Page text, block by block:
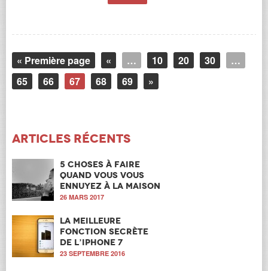
« Première page « … 10 20 30
…
65
66 67 68 69 »
Articles récents
5 choses à faire
quand vous vous
ennuyez à la maison
26 MARS 2017
La meilleure
fonction secrète
de l’iPhone 7
23 SEPTEMBRE 2016